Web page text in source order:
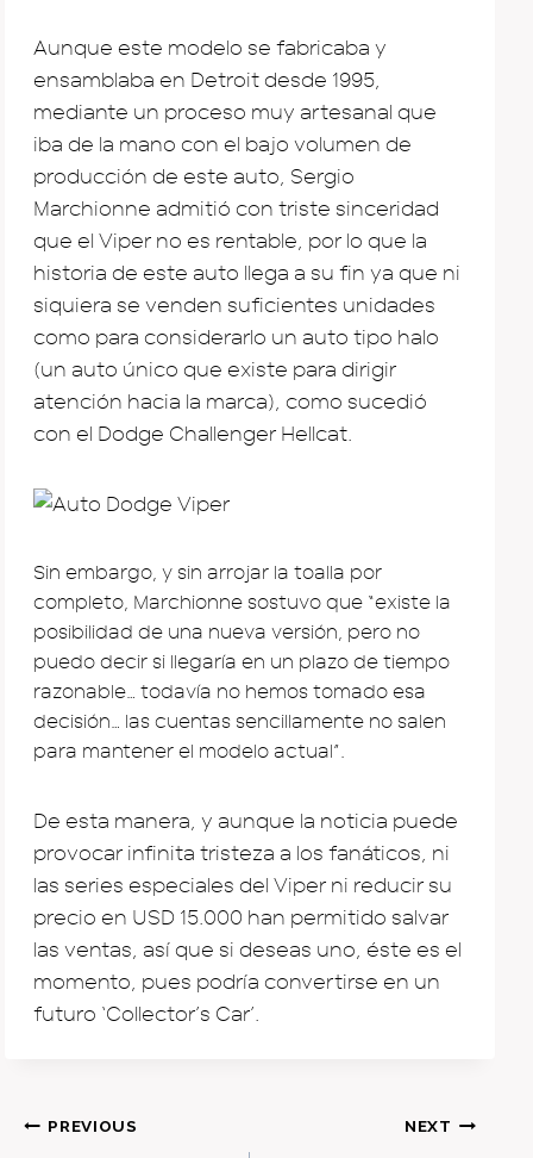
Aunque este modelo se fabricaba y
ensamblaba en Detroit desde 1995,
mediante un proceso muy artesanal que
iba de la mano con el bajo volumen de
producción de este auto, Sergio
Marchionne admitió con triste sinceridad
que el Viper no es rentable, por lo que la
historia de este auto llega a su fin ya que ni
siquiera se venden suficientes unidades
como para considerarlo un auto tipo halo
(un auto único que existe para dirigir
atención hacia la marca), como sucedió
con el Dodge Challenger Hellcat.
Sin embargo, y sin arrojar la toalla por
completo, Marchionne sostuvo que “existe la
posibilidad de una nueva versión, pero no
puedo decir si llegaría en un plazo de tiempo
razonable… todavía no hemos tomado esa
decisión… las cuentas sencillamente no salen
para mantener el modelo actual”.
De esta manera, y aunque la noticia puede
provocar infinita tristeza a los fanáticos, ni
las series especiales del Viper ni reducir su
precio en USD 15.000 han permitido salvar
las ventas, así que si deseas uno, éste es el
momento, pues podría convertirse en un
futuro ‘Collector’s Car’.
Post
PREVIOUS NEXT